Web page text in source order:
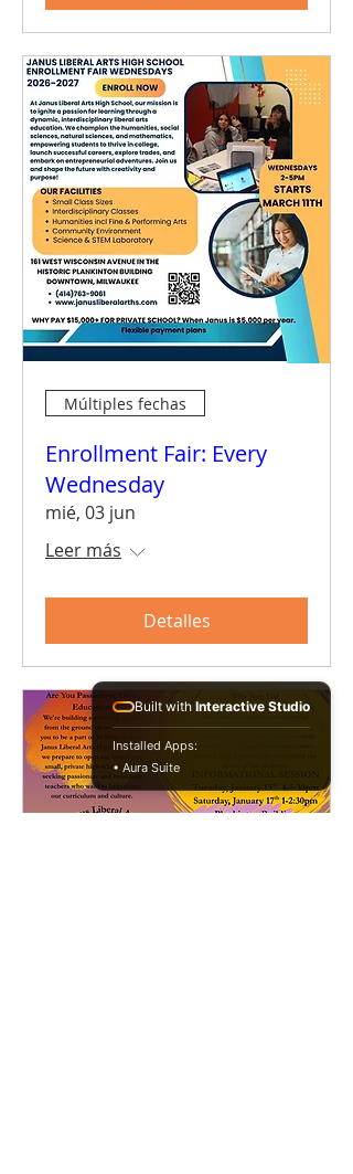
Múltiples fechas
Enrollment Fair: Every
Wednesday
mié, 03 jun
Leer más
Detalles
Built with Interactive Studio
Installed Apps:
• Aura Suite